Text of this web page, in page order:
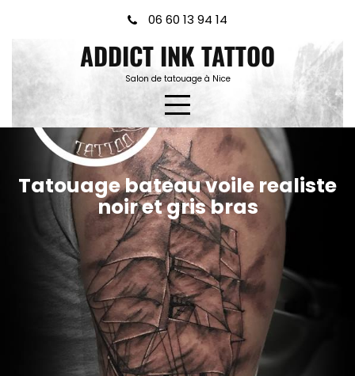
content
06 60 13 94 14
ADDICT INK TATTOO
Salon de tatouage à Nice
Tatouage bateau voile realiste
noir et gris bras